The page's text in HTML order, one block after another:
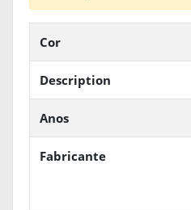
Cor
Description
Anos
Fabricante